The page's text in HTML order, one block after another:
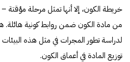
خريطة الكون، إلا أنها تمثل مرحلة
من مادة الكون ضمن روابط كونية هائلة.
لدراسة تطور المجرات في مثل هذه
توزيع المادة في أعماق الكون.